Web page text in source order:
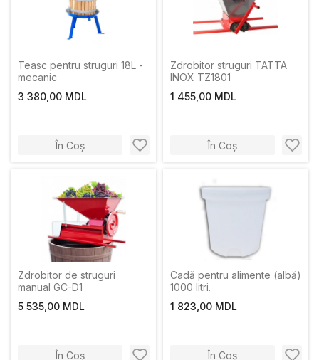
Teasc pentru struguri 18L -
mecanic
3 380,00 MDL
În Coș
Zdrobitor struguri TATTA
INOX TZ1801
1 455,00 MDL
În Coș
Zdrobitor de struguri
manual GC-D1
5 535,00 MDL
În Coș
Cadă pentru alimente (albă)
1000 litri.
1 823,00 MDL
În Coș